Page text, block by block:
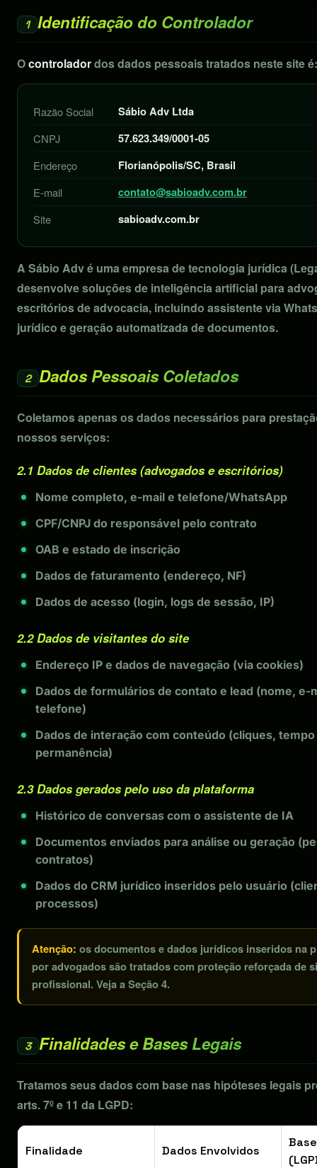
1 Identificação do Controlador
Ocontroladordos dados pessoais tratados neste site é:
Razão Social Sábio Adv Ltda
CNPJ 57.623.349/0001-05
Endereço Florianópolis/SC, Brasil
E-mail contato@sabioadv.com.br
Site sabioadv.com.br
A Sábio Adv é uma empresa de tecnologia jurídica
desenvolve soluções de inteligência artificial para
escritórios de advocacia, incluindo assistente via
jurídico e geração automatizada de documentos.
2 Dados Pessoais Coletados
Coletamos apenas os dados necessários para
nossos serviços:
2.1 Dados de clientes (advogados e escritórios)
Nome completo, e-mail e telefone/WhatsApp
CPF/CNPJ do responsável pelo contrato
OAB e estado de inscrição
Dados de faturamento (endereço, NF)
Dados de acesso (login, logs de sessão, IP)
2.2 Dados de visitantes do site
Endereço IP e dados de navegação (via cookies)
Dados de formulários de contato e lead (nome, e-
telefone)
Dados de interação com conteúdo (cliques,
permanência)
2.3 Dados gerados pelo uso da plataforma
Histórico de conversas com o assistente de IA
Documentos enviados para análise ou geração
contratos)
Dados do CRM jurídico inseridos pelo usuário
processos)
Atenção: os documentos e dados jurídicos inseridos na
por advogados são tratados com proteção reforçada de
profissional. Veja a Seção 4.
3 Finalidades e Bases Legais
Tratamos seus dados com base nas hipóteses legais
arts. 7º e 11 da LGPD:
Finalidade Dados Envolvidos